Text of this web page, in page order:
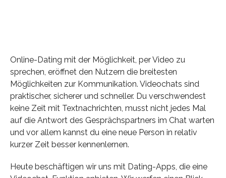
Online-Dating mit der Möglichkeit, per Video zu
sprechen, eröffnet den Nutzern die breitesten
Möglichkeiten zur Kommunikation. Videochats sind
praktischer, sicherer und schneller. Du verschwendest
keine Zeit mit Textnachrichten, musst nicht jedes Mal
auf die Antwort des Gesprächspartners im Chat warten
und vor allem kannst du eine neue Person in relativ
kurzer Zeit besser kennenlernen.
Heute beschäftigen wir uns mit Dating-Apps, die eine